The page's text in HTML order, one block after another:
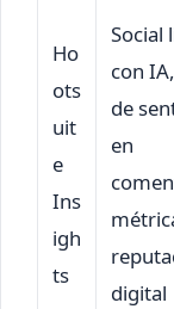
Ho
ots
uit
e
Ins
igh
ts
Social
con
de
en
digital